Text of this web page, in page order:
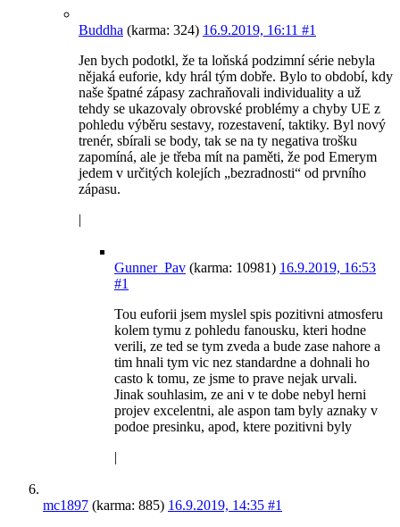
Buddha (karma: 324) 16.9.2019, 16:11 #1
Jen bych podotkl, že ta loňská podzimní série nebyla
nějaká euforie, kdy hrál tým dobře. Bylo to období, kdy
naše špatné zápasy zachraňovali individuality a už
tehdy se ukazovaly obrovské problémy a chyby UE z
pohledu výběru sestavy, rozestavení, taktiky. Byl nový
trenér, sbírali se body, tak se na ty negativa trošku
zapomíná, ale je třeba mít na paměti, že pod Emerym
jedem v určitých kolejích „bezradnosti“ od prvního
zápasu.
|
Gunner_Pav (karma: 10981) 16.9.2019, 16:53
#1
Tou euforii jsem myslel spis pozitivni atmosferu
kolem tymu z pohledu fanousku, kteri hodne
verili, ze ted se tym zveda a bude zase nahore a
tim hnali tym vic nez standardne a dohnali ho
casto k tomu, ze jsme to prave nejak urvali.
Jinak souhlasim, ze ani v te dobe nebyl herni
projev excelentni, ale aspon tam byly aznaky v
podoe presinku, apod, ktere pozitivni byly
|
mc1897 (karma: 885) 16.9.2019, 14:35 #1